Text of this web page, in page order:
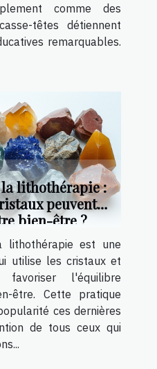
comme des
têtes détiennent
remarquables.
lithothérapie :
peuvent
bien-être ?
lithothérapie est une
utilise les cristaux et
l'équilibre
être. Cette pratique
ces dernières
de tous ceux qui